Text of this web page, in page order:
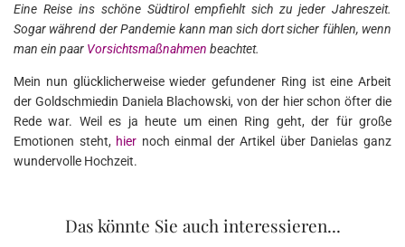
Eine Reise ins schöne Südtirol empfiehlt sich zu jeder Jahreszeit.
Sogar während der Pandemie kann man sich dort sicher fühlen, wenn
man ein paar Vorsichtsmaßnahmen beachtet.
Mein nun glücklicherweise wieder gefundener Ring ist eine Arbeit
der Goldschmiedin Daniela Blachowski, von der hier schon öfter die
Rede war. Weil es ja heute um einen Ring geht, der für große
Emotionen steht, hier noch einmal der Artikel über Danielas ganz
wundervolle Hochzeit.
Das könnte Sie auch interessieren...